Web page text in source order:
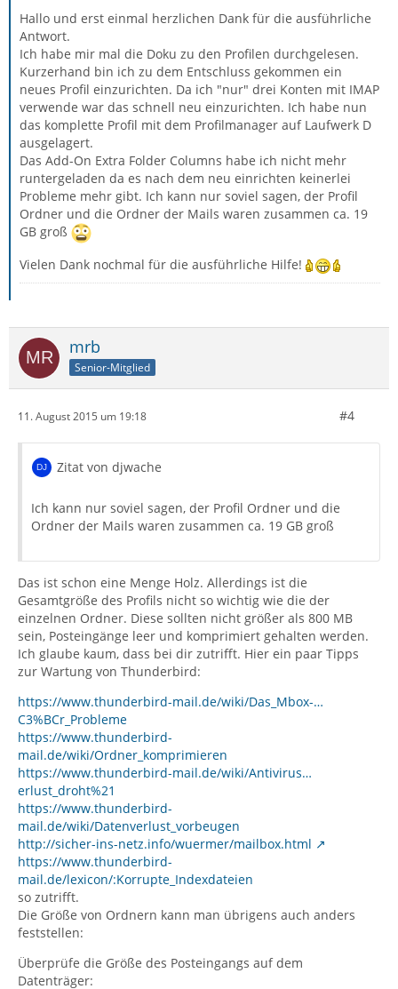
Hallo und erst einmal herzlichen Dank für die ausführliche
Antwort.
Ich habe mir mal die Doku zu den Profilen durchgelesen.
Kurzerhand bin ich zu dem Entschluss gekommen ein
neues Profil einzurichten. Da ich "nur" drei Konten mit IMAP
verwende war das schnell neu einzurichten. Ich habe nun
das komplette Profil mit dem Profilmanager auf Laufwerk D
ausgelagert.
Das Add-On Extra Folder Columns habe ich nicht mehr
runtergeladen da es nach dem neu einrichten keinerlei
Probleme mehr gibt. Ich kann nur soviel sagen, der Profil
Ordner und die Ordner der Mails waren zusammen ca. 19
GB groß
Vielen Dank nochmal für die ausführliche Hilfe!
mrb
Senior-Mitglied
11. August 2015 um 19:18 #4
Zitat von djwache
Ich kann nur soviel sagen, der Profil Ordner und die
Ordner der Mails waren zusammen ca. 19 GB groß
Das ist schon eine Menge Holz. Allerdings ist die
Gesamtgröße des Profils nicht so wichtig wie die der
einzelnen Ordner. Diese sollten nicht größer als 800 MB
sein, Posteingänge leer und komprimiert gehalten werden.
Ich glaube kaum, dass bei dir zutrifft. Hier ein paar Tipps
zur Wartung von Thunderbird:
https://www.thunderbird-mail.de/wiki/Das_Mbox-…
C3%BCr_Probleme
https://www.thunderbird-
mail.de/wiki/Ordner_komprimieren
https://www.thunderbird-mail.de/wiki/Antivirus…
erlust_droht%21
https://www.thunderbird-
mail.de/wiki/Datenverlust_vorbeugen
http://sicher-ins-netz.info/wuermer/mailbox.html
https://www.thunderbird-
mail.de/lexicon/:Korrupte_Indexdateien
so zutrifft.
Die Größe von Ordnern kann man übrigens auch anders
feststellen:
Überprüfe die Größe des Posteingangs auf dem
Datenträger: